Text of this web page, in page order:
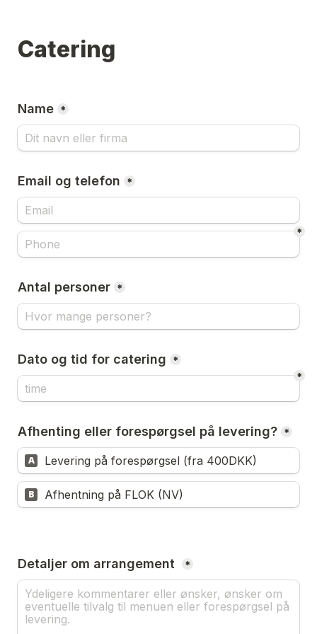
Catering
Name *
Email og telefon *
*
Antal personer *
Dato og tid for catering
*
*
Afhenting eller forespørgsel på levering? *
A Levering på forespørgsel (fra 400DKK)
B Afhentning på FLOK (NV)
Detaljer om arrangement *